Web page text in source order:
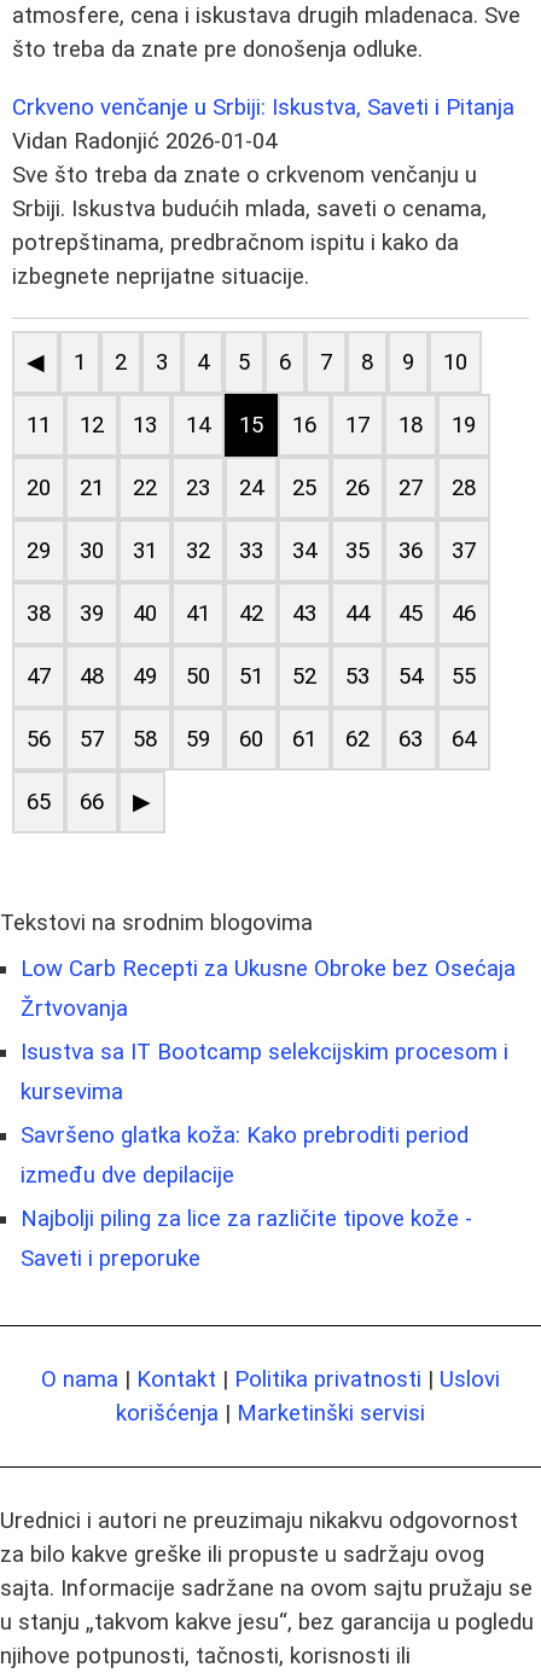
atmosfere, cena i iskustava drugih mladenaca. Sve
što treba da znate pre donošenja odluke.
Crkveno venčanje u Srbiji: Iskustva, Saveti i Pitanja
Vidan Radonjić 2026-01-04
Sve što treba da znate o crkvenom venčanju u
Srbiji. Iskustva budućih mlada, saveti o cenama,
potrepštinama, predbračnom ispitu i kako da
izbegnete neprijatne situacije.
◀ 1 2 3 4 5 6 7 8 9 10
11 12 13 14 15 16 17 18 19
20 21 22 23 24 25 26 27 28
29 30 31 32 33 34 35 36 37
38 39 40 41 42 43 44 45 46
47 48 49 50 51 52 53 54 55
56 57 58 59 60 61 62 63 64
65 66 ▶
Tekstovi na srodnim blogovima
Low Carb Recepti za Ukusne Obroke bez Osećaja
Žrtvovanja
Isustva sa IT Bootcamp selekcijskim procesom i
kursevima
Savršeno glatka koža: Kako prebroditi period
između dve depilacije
Najbolji piling za lice za različite tipove kože -
Saveti i preporuke
O nama | Kontakt | Politika privatnosti | Uslovi
korišćenja | Marketinški servisi
Urednici i autori ne preuzimaju nikakvu odgovornost
za bilo kakve greške ili propuste u sadržaju ovog
sajta. Informacije sadržane na ovom sajtu pružaju se
u stanju „takvom kakve jesu“, bez garancija u pogledu
njihove potpunosti, tačnosti, korisnosti ili